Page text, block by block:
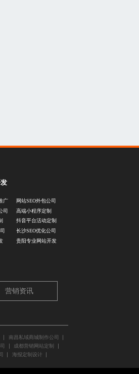
广
司
网站SEO外包公司
高端小程序定制
抖音平台活动定制
长沙SEO优化公司
贵阳专业网站开发
营销资讯
南昌私域商城制作公司
成都营销网站定制
海报定制设计